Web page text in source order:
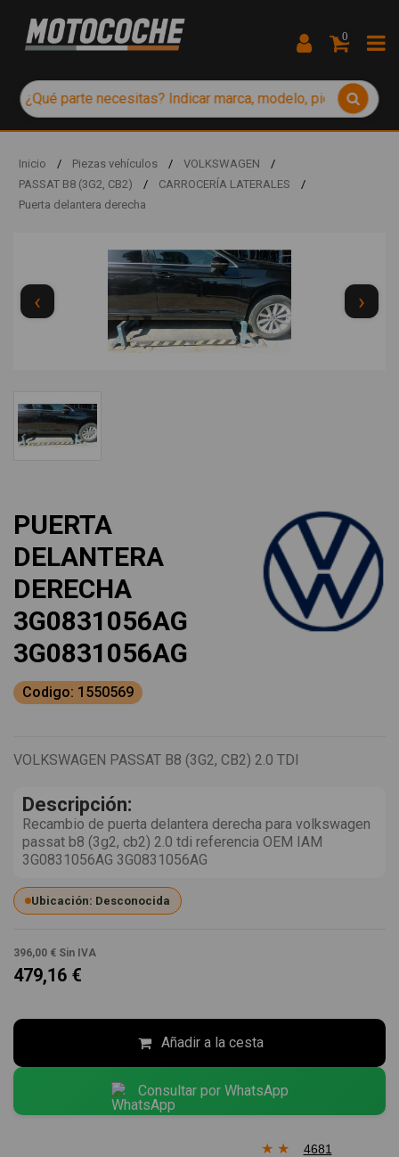
0
Inicio / Piezas vehículos / VOLKSWAGEN
/
PASSAT B8 (3G2, CB2)
/ CARROCERÍA LATERALES
/
Puerta delantera derecha
‹ ›
PUERTA
DELANTERA
DERECHA
3G0831056AG
3G0831056AG
Codigo: 1550569
VOLKSWAGEN PASSAT B8 (3G2, CB2) 2.0 TDI
Descripción:
Recambio de puerta delantera derecha para volkswagen
passat b8 (3g2, cb2) 2.0 tdi referencia OEM IAM
3G0831056AG 3G0831056AG
Ubicación: Desconocida
396,00 € Sin IVA
479,16 €
Añadir a la cesta
Consultar por WhatsApp
★ ★
4681